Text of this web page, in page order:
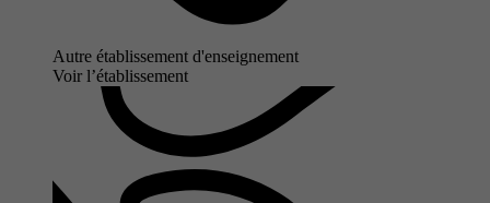
Autre établissement d'enseignement
Voir l’établissement